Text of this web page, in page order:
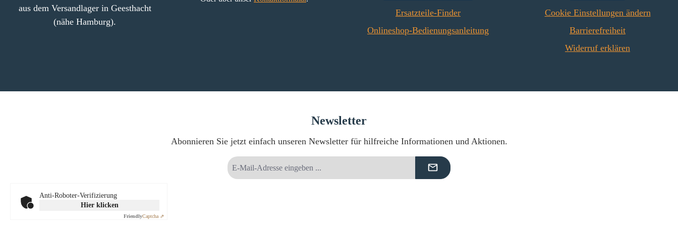
Rückwandstein rechts (200 x
390 x 20 mm) Zugumlenkung
rechts (198 x 320 x 20 mm)
Zugumlenkung (287/387 x
212 x 25 mm)
aus dem Versandlager in Geesthacht
(nähe Hamburg).
Ersatzteile-Finder
Onlineshop-Bedienungsanleitung
Cookie Einstellungen ändern
Barrierefreiheit
Widerruf erklären
Newsletter
Abonnieren Sie jetzt einfach unseren Newsletter für hilfreiche Informationen und Aktionen.
E-
Mail-
Anti-Roboter-Verifizierung
Hier klicken
FriendlyCaptcha ⇗